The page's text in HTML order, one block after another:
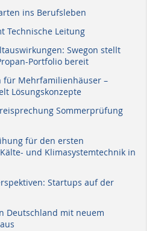
ins Berufsleben
Technische Leitung
Swegon stellt
Portfolio bereit
für Mehrfamilienhäuser –
Lösungskonzepte
Sommerprüfung
für den ersten
und Klimasystemtechnik in
Startups auf der
Deutschland mit neuem